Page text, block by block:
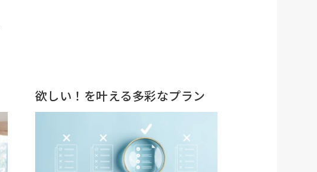
欲しい！を叶える多彩なプラン